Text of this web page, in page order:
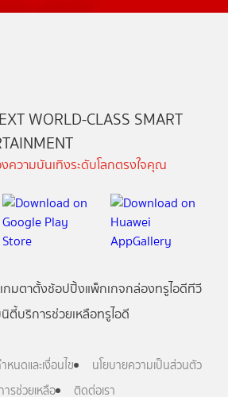
WORLD-CLASS SMART
ความบันเทิงระดับโลกตรงใจคุณ
เกมตาตั้งช้อปปิ้งแพ็กเกจกล่องทรูไอดีทีวี
ตี้บริการช่วยเหลือทรูไอดี
หนดและเงื่อนไข
นโยบายความเป็นส่วนตัว
ารช่วยเหลือ
ติดต่อเรา